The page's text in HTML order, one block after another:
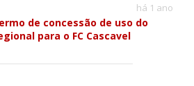
há 1 ano
de concessão de uso do
para o FC Cascavel